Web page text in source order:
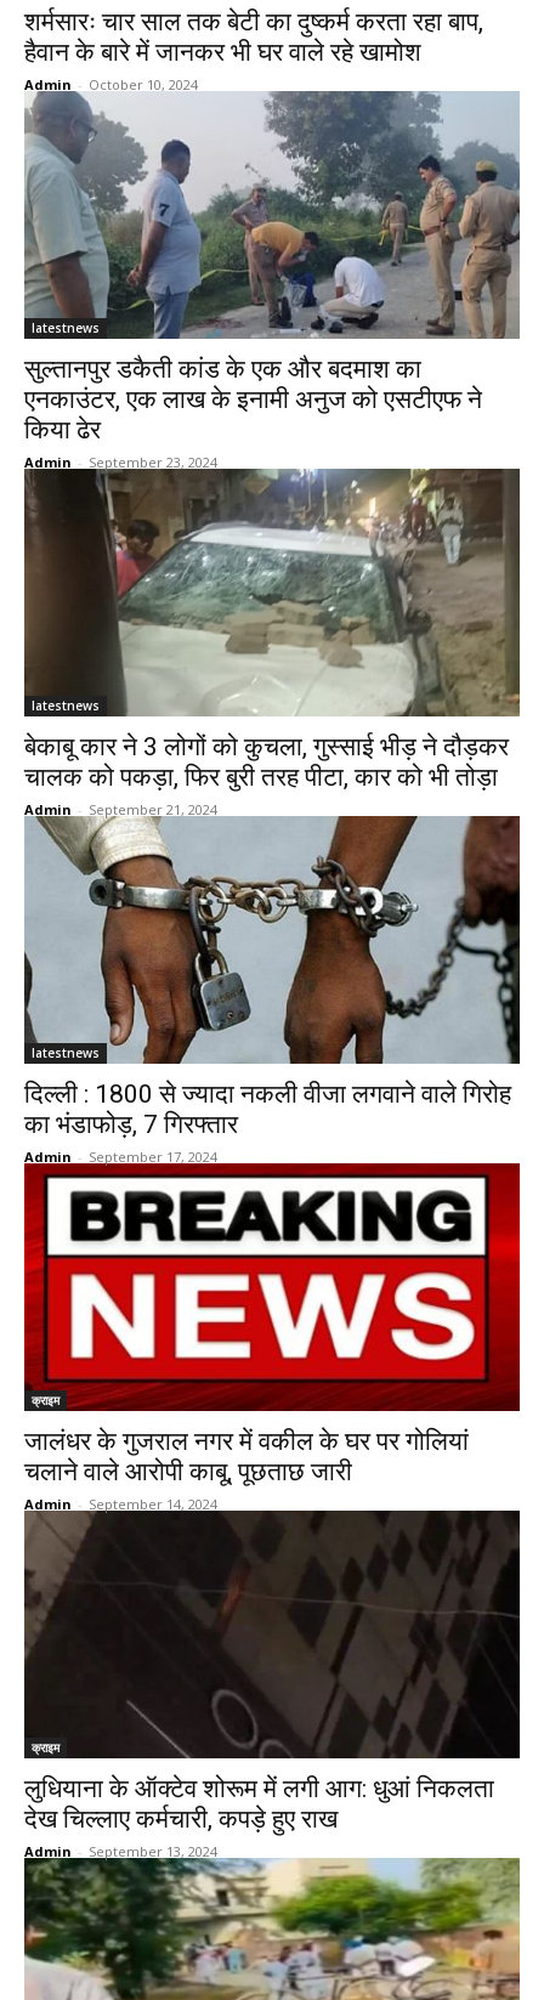
शर्मसारः चार साल तक बेटी का दुष्कर्म करता रहा बाप,
हैवान के बारे में जानकर भी घर वाले रहे खामोश
Admin - October 10, 2024
latestnews
सुल्तानपुर डकैती कांड के एक और बदमाश का
एनकाउंटर, एक लाख के इनामी अनुज को एसटीएफ ने
किया ढेर
Admin - September 23, 2024
latestnews
बेकाबू कार ने 3 लोगों को कुचला, गुस्साई भीड़ ने दौड़कर
चालक को पकड़ा, फिर बुरी तरह पीटा, कार को भी तोड़ा
Admin - September 21, 2024
latestnews
दिल्ली : 1800 से ज्यादा नकली वीजा लगवाने वाले गिरोह
का भंडाफोड़, 7 गिरफ्तार
Admin - September 17, 2024
क्राइम
जालंधर के गुजराल नगर में वकील के घर पर गोलियां
चलाने वाले आरोपी काबू, पूछताछ जारी
Admin - September 14, 2024
क्राइम
लुधियाना के ऑक्टेव शोरूम में लगी आग: धुआं निकलता
देख चिल्लाए कर्मचारी, कपड़े हुए राख
Admin - September 13, 2024